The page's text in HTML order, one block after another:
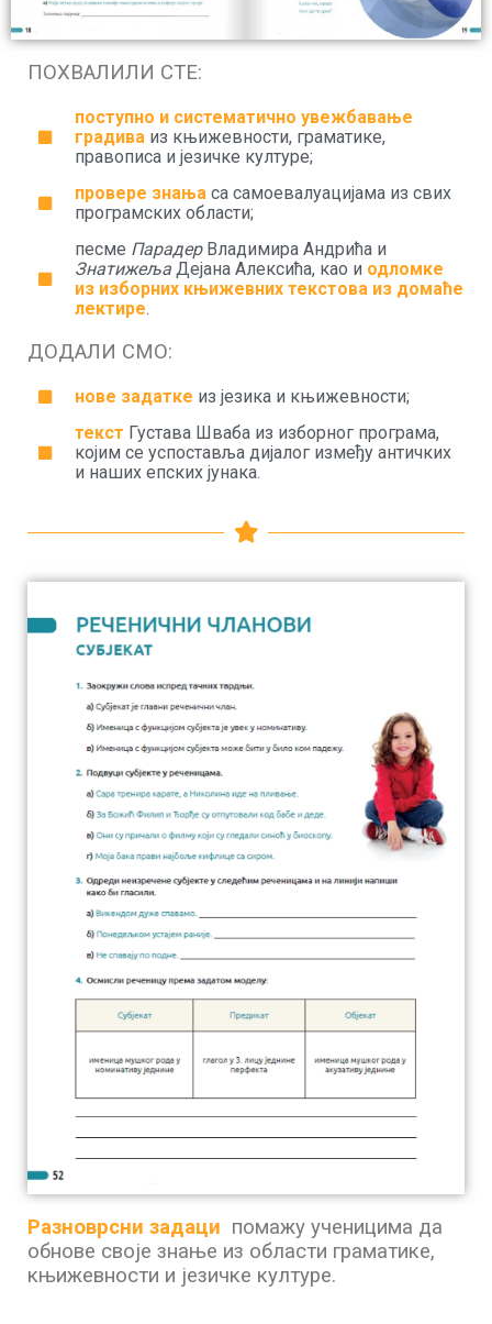
ПОХВАЛИЛИ СТЕ:
поступно и систематично увежбавање
градиваиз књижевности, граматике,
правописа и језичке културе;
провере знања са самоевалуацијама из свих
програмских области;
песме ПарадерВладимира Андрића и
ЗнатижељаДејана Алексића, као и одломке
из изборних књижевних текстова из домаће
лектире.
ДОДАЛИ СМО:
нове задатке из језика и књижевности;
текст Густава Шваба из изборног програма,
којим се успоставља дијалог између античких
и наших епских јунака.
Разноврсни задаци помажу ученицима да
обнове своје знање из области граматике,
књижевности и језичке културе.